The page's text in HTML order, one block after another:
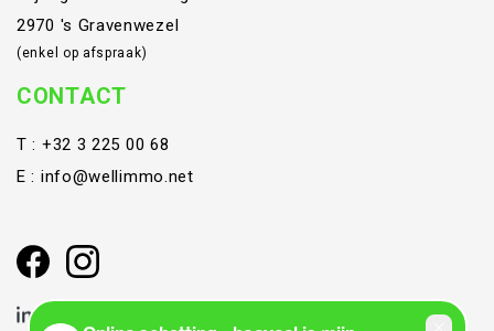
2970 's Gravenwezel
(enkel op afspraak)
CONTACT
T : +32 3 225 00 68
E : info@wellimmo.net